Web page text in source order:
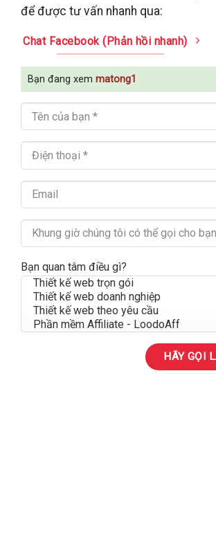
để được tư vấn nhanh qua:
Chat Facebook (Phản hồi nhanh)
Bạn đang xem matong1
Bạn quan tâm điều gì?